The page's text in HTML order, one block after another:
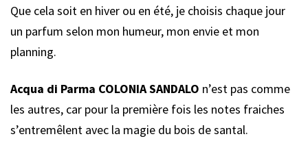
Que cela soit en hiver ou en été, je choisis chaque jour
un parfum selon mon humeur, mon envie et mon
planning.
Acqua di Parma COLONIA SANDALO n’est pas comme
les autres, car pour la première fois les notes fraiches
s’entremêlent avec la magie du bois de santal.